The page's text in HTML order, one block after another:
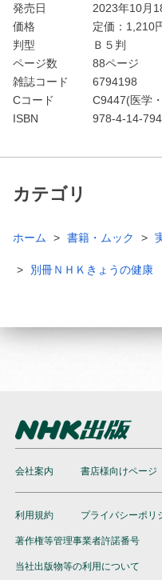
発売日
2023年10月
価格
定価： 1,210
判型
Ｂ５判
ページ数
88ページ
雑誌コード
6794198
Cコード
C9447(医学
ISBN
978-4-14-
カテゴリ
ホーム 書籍・ムック
別冊ＮＨＫきょうの健康
会社案内 書店様向けページ
利用規約 プライバシーポリ
著作権等管理事業者許諾番号
当社出版物等の利用について